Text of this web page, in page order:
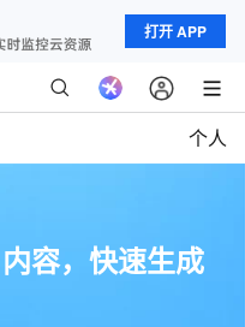
打开 APP
个人
容，快速生成